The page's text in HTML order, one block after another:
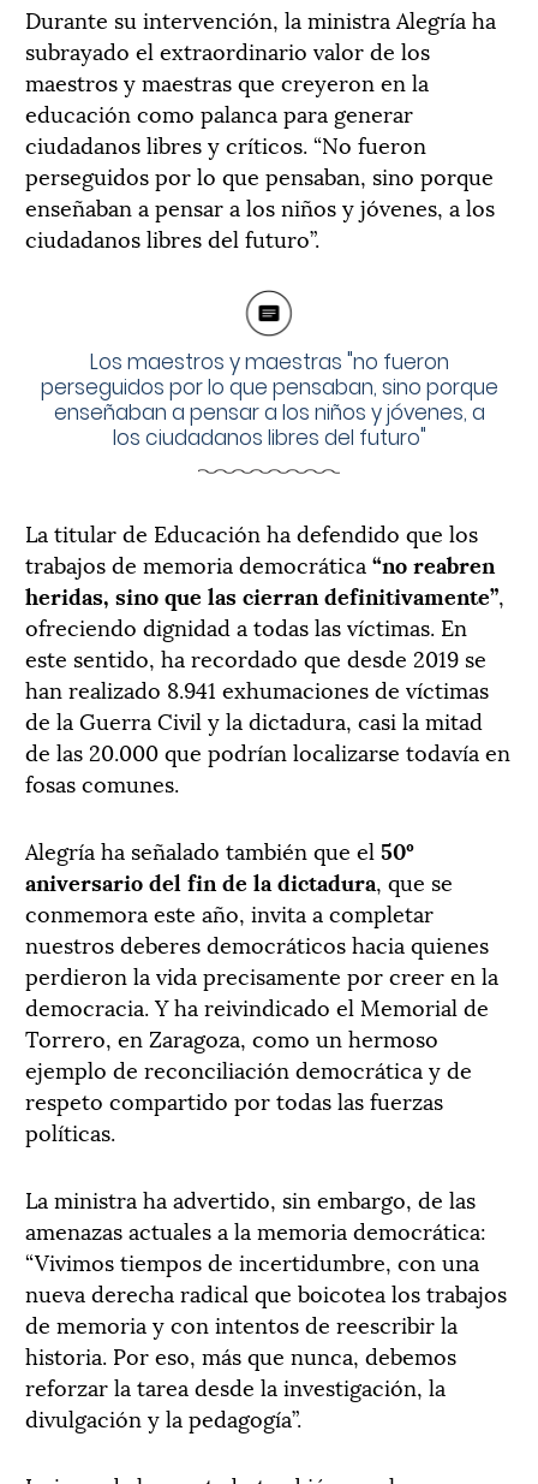
Durante su intervención, la ministra Alegría ha
subrayado el extraordinario valor de los
maestros y maestras que creyeron en la
educación como palanca para generar
ciudadanos libres y críticos. “No fueron
perseguidos por lo que pensaban, sino porque
enseñaban a pensar a los niños y jóvenes, a los
ciudadanos libres del futuro”.
Los maestros y maestras "no fueron
perseguidos por lo que pensaban, sino porque
enseñaban a pensar a los niños y jóvenes, a
los ciudadanos libres del futuro"
La titular de Educación ha defendido que los
trabajos de memoria democrática “no reabren
heridas, sino que las cierran definitivamente”,
ofreciendo dignidad a todas las víctimas. En
este sentido, ha recordado que desde 2019 se
han realizado 8.941 exhumaciones de víctimas
de la Guerra Civil y la dictadura, casi la mitad
de las 20.000 que podrían localizarse todavía en
fosas comunes.
Alegría ha señalado también que el 50º
aniversario del fin de la dictadura, que se
conmemora este año, invita a completar
nuestros deberes democráticos hacia quienes
perdieron la vida precisamente por creer en la
democracia. Y ha reivindicado el Memorial de
Torrero, en Zaragoza, como un hermoso
ejemplo de reconciliación democrática y de
respeto compartido por todas las fuerzas
políticas.
La ministra ha advertido, sin embargo, de las
amenazas actuales a la memoria democrática:
“Vivimos tiempos de incertidumbre, con una
nueva derecha radical que boicotea los trabajos
de memoria y con intentos de reescribir la
historia. Por eso, más que nunca, debemos
reforzar la tarea desde la investigación, la
divulgación y la pedagogía”.